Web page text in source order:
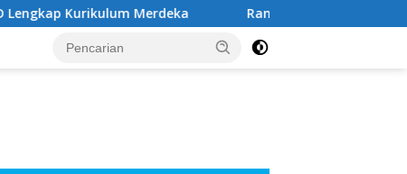
Merdeka Rangkuman Materi Kelas 6 SD